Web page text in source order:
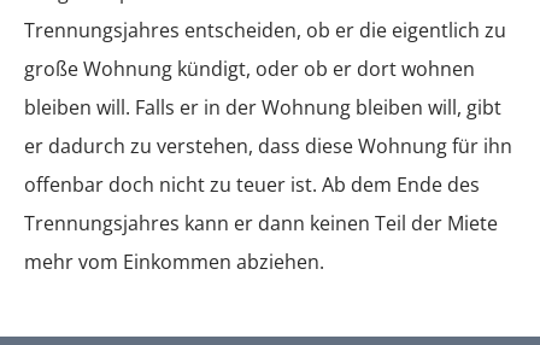
Trennungsjahres entscheiden, ob er die eigentlich zu
große Wohnung kündigt, oder ob er dort wohnen
bleiben will. Falls er in der Wohnung bleiben will, gibt
er dadurch zu verstehen, dass diese Wohnung für ihn
offenbar doch nicht zu teuer ist. Ab dem Ende des
Trennungsjahres kann er dann keinen Teil der Miete
mehr vom Einkommen abziehen.